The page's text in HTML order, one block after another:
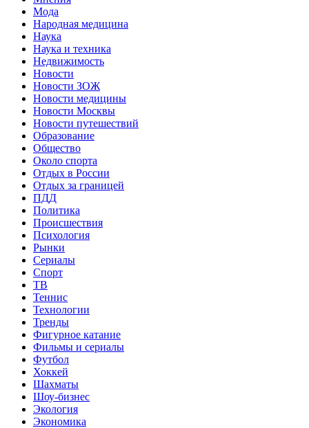
Мода
Народная медицина
Наука
Наука и техника
Недвижимость
Новости
Новости ЗОЖ
Новости медицины
Новости Москвы
Новости путешествий
Образование
Общество
Около спорта
Отдых в России
Отдых за границей
ПДД
Политика
Происшествия
Психология
Рынки
Сериалы
Спорт
ТВ
Теннис
Технологии
Тренды
Фигурное катание
Фильмы и сериалы
Футбол
Хоккей
Шахматы
Шоу-бизнес
Экология
Экономика